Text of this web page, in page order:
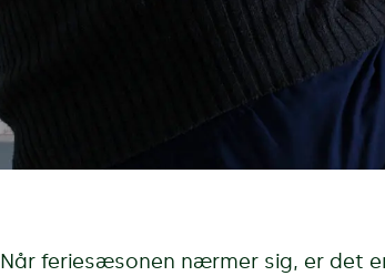
Når feriesæsonen nærmer sig, er det